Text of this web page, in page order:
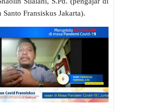
Santo Fransiskus Jakarta).